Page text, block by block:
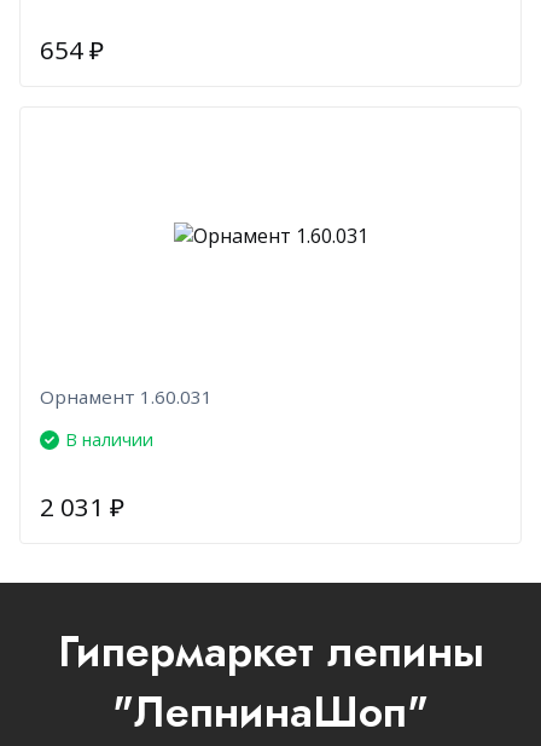
654₽
Орнамент 1.60.031
В наличии
2 031 ₽
Гипермаркет лепины
"ЛепнинаШоп"